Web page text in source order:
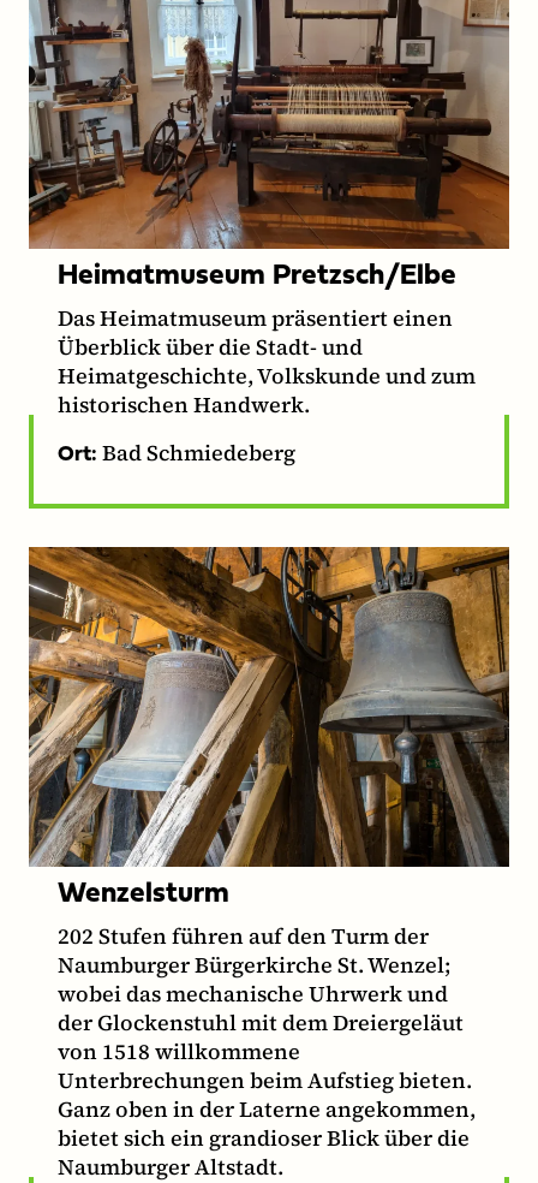
Heimatmuseum Pretzsch/Elbe
Das Heimatmuseum präsentiert einen
Überblick über die Stadt- und
Heimatgeschichte, Volkskunde und zum
historischen Handwerk.
Ort: Bad Schmiedeberg
Wenzelsturm
202 Stufen führen auf den Turm der
Naumburger Bürgerkirche St. Wenzel;
wobei das mechanische Uhrwerk und
der Glockenstuhl mit dem Dreiergeläut
von 1518 willkommene
Unterbrechungen beim Aufstieg bieten.
Ganz oben in der Laterne angekommen,
bietet sich ein grandioser Blick über die
Naumburger Altstadt.